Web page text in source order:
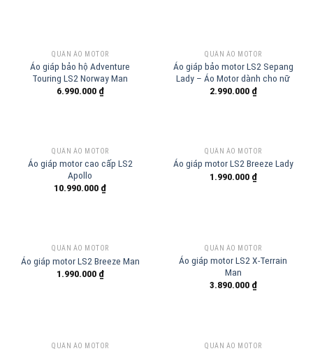
QUẦN ÁO MOTOR
Áo giáp bảo hộ Adventure
Touring LS2 Norway Man
6.990.000 ₫
QUẦN ÁO MOTOR
Áo giáp bảo motor LS2 Sepang
Lady – Áo Motor dành cho nữ
2.990.000 ₫
QUẦN ÁO MOTOR
Áo giáp motor cao cấp LS2
Apollo
10.990.000 ₫
QUẦN ÁO MOTOR
Áo giáp motor LS2 Breeze Lady
1.990.000 ₫
QUẦN ÁO MOTOR
Áo giáp motor LS2 Breeze Man
1.990.000 ₫
QUẦN ÁO MOTOR
Áo giáp motor LS2 X-Terrain
Man
3.890.000 ₫
QUẦN ÁO MOTOR QUẦN ÁO MOTOR